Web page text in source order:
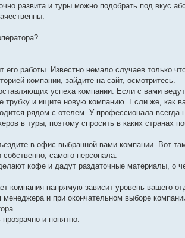
развита и туры можно подобрать под вкус
его работы. Известно немало случаев только
компании, зайдите на сайт, осмотритесь.
успеха компании. Если с вами ведут
трубку и ищите новую компанию. Если же, как
рядом с отелем. У профессионала всегда
в туры, поэтому спросить в каких странах
в офис выбранной вами компании. Вот там
самого персонала.
кофе и дадут раздаточные материалы, о
компания напрямую зависит уровень вашего
и при окончательном выборе
и понятно.